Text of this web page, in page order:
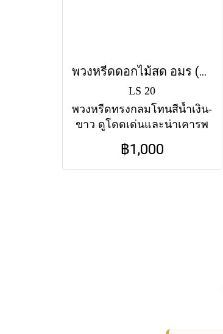
พวงหรีดดอกไม้สด อมร (LS20) โทนสีน้ำเงิน-ขาว
LS 20
พวงหรีดทรงกลมโทนสีน้ำเงิน-
ขาว ดูโดดเด่นและน่าเคารพ
เหมาะสำหรับแสดงความ
อาลัยแด่บุคคลที่ควรค่าแก่
การจดจำ ส่งฟรีทุกวัดใน
฿1,000